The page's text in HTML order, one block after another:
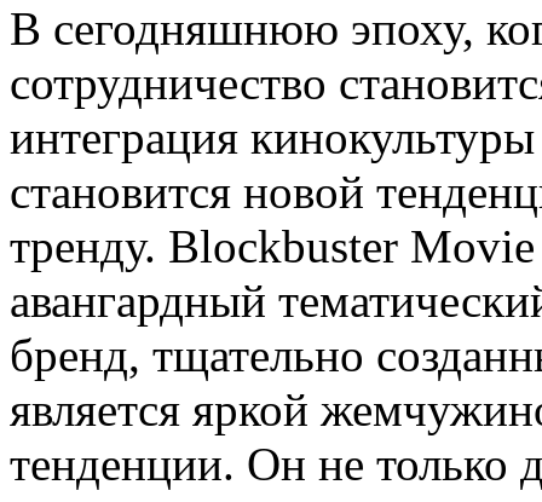
В сегодняшнюю эпоху,
сотрудничество
интеграция
становится новой
тренду. Blockbuster
авангардный
бренд, тщательно
является яркой
тенденции. Он не только